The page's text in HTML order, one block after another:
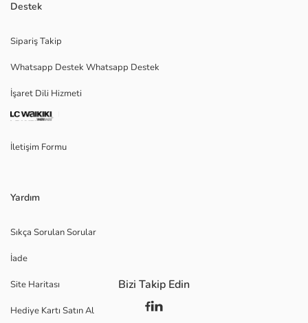
Destek
Sipariş Takip
Whatsapp Destek Whatsapp Destek
İşaret Dili Hizmeti
İletişim Formu
Yardım
Sıkça Sorulan Sorular
İade
Site Haritası
Hediye Kartı Satın Al
Bizi Takip Edin